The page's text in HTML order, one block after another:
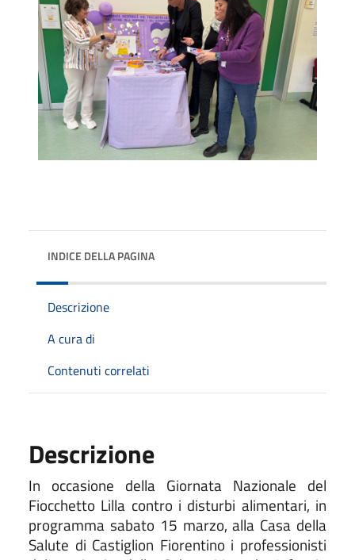
INDICE DELLA PAGINA
Descrizione
A cura di
Contenuti correlati
Descrizione
In occasione della Giornata Nazionale del
Fiocchetto Lilla contro i disturbi alimentari, in
programma sabato 15 marzo, alla Casa della
Salute di Castiglion Fiorentino i professionisti